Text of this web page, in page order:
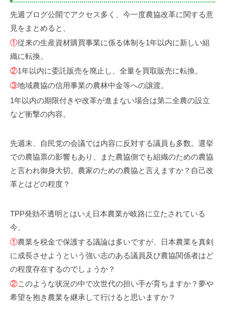
先週ブログ公開でアクセス多く、今一度農協改革に関する意
見をまとめると、
①従来の生産資材購買事業に係る体制を1年以内に新しい組
織に転換。
②1年以内に委託販売を廃止し、全量を買取販売に転換。
③地域農協の信用事業の農林中金等への譲渡。
1年以内の期限付きや改革が進まない場合は第二全農の設立
など衝撃の内容。
先週末、自民党の会議では内容に反対する議員も多数。選挙
での農協票の影響もあり、また農協側でも組織のための農協
と言われ御身大切。農家のための農協と言えますか？自己改
革とはどの程度？
TPP発効不透明とはいえ日本農業が岐路に立たされている
今、
①農業を税金で保護する議論は多いですが、日本農業を真剣
に成長させようという強い志のある議員及び農協関係者はど
の程度存在するのでしょうか？
②このような状況の中で次世代の担い手が育ちますか？夢や
希望を抱き農業を継承して行けると思いますか？